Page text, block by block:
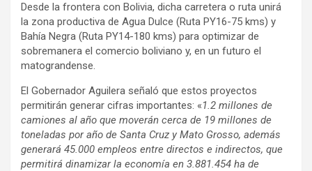
Desde la frontera con Bolivia, dicha carretera o ruta unirá
la zona productiva de Agua Dulce (Ruta PY16-75 kms) y
Bahía Negra (Ruta PY14-180 kms) para optimizar de
sobremanera el comercio boliviano y, en un futuro el
matograndense.
El Gobernador Aguilera señaló que estos proyectos
permitirán generar cifras importantes: «1.2 millones de
camiones al año que moverán cerca de 19 millones de
toneladas por año de Santa Cruz y Mato Grosso, además
generará 45.000 empleos entre directos e indirectos, que
permitirá dinamizar la economía en 3.881.454 ha de